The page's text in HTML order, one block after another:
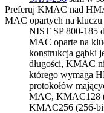
Preferuj KMAC nad
MAC opartych na kluczu
NIST SP 800-
MAC oparte na
konstrukcja gąbki
długości, KMAC
którego wymaga
protokołów
MAC, KMAC128
KMAC256 (256-